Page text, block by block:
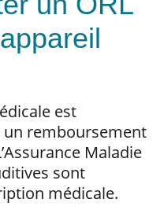
est
remboursement
Maladie
sont
médicale.